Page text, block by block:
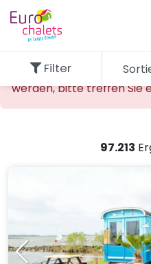
Die gewünschte
werden, bitte treffen Sie
97.213
Filter